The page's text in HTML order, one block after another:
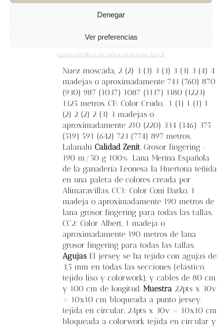
Denegar
Ver preferencias
CookiesPolítica de privacidad Aviso Legal
(versión largo): 36 (36) 36 (36) 36 (38) 38
(38) 38 (38) 38 cm.
100% Lana Merina Española sin teñir de la
procesada por Wooldreamers. CP: Color
Nuez moscada, 2 (2) 3 (3) 3 (3) 3 (3) 3 (4) 4
madejas o aproximadamente 743 (760) 870
(930) 987 (1037) 1087 (1137) 1180 (1223)
1325 metros. CF: Color Crudo, 1 (1) 1 (1) 1
(2) 2 (2) 2 (3) 3 madejas o
aproximadamente 210 (220) 334 (346) 375
(519) 591 (642) 723 (774) 897 metros.
Lalanalú Calidad Zenit. Grosor fingering -
190 m/50 g 100% Lana Merina Española
de la ganadería Leonesa la Huertona teñida
en una paleta de colores creada por
Alimaravillas. CC1: Color Coni Darko, 1
madeja o aproximadamente 190 metros de
lana grosor fingering para todas las tallas.
CC2: Color Albert, 1 madeja o
aproximadamente 190 metros de lana
grosor fingering para todas las tallas.
Agujas El jersey se ha tejido con agujas de
3,5 mm en todas las secciones (elástico,
tejido liso y colorwork), y cables de 80 cm
y 100 cm de longitud. Muestra 22pts x 30v
= 10x10 cm bloqueada a punto jersey
tejida en circular. 24pts x 30v = 10x10 cm
bloqueada a colorwork tejida en circular y